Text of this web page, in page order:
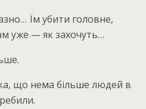
Їм убити головне,
уже — як захочуть…
що нема більше людей в